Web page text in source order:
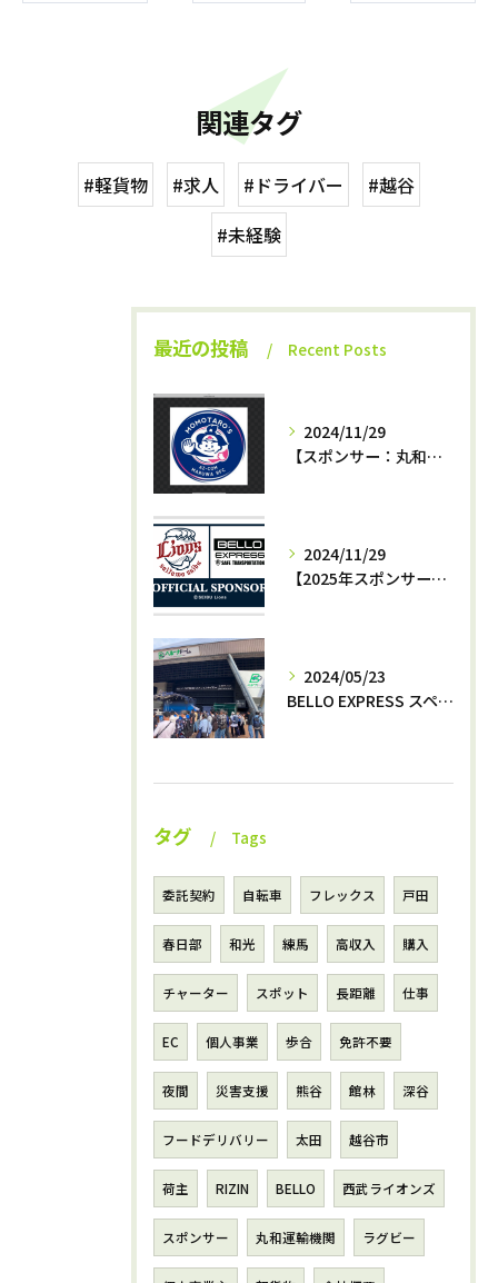
関連タグ
#軽貨物 #求人 #ドライバー
#越谷
#未経験
最近の投稿 Recent Posts
2024/11/29
【スポンサー：丸和運輸機関az−momotaro’s】12月7日最終戦‼️
2024/11/29
【2025年スポンサー決定‼️】西武ライオンズ✖️株式会社BELLO
2024/05/23
BELLO EXPRESS スペシャルナイター開催⚾️
タグ Tags
委託契約 自転車 フレックス 戸田
春日部 和光 練馬 高収入 購入
チャーター スポット 長距離 仕事
EC 個人事業 歩合 免許不要
夜間 災害支援 熊谷 館林 深谷
フードデリバリー 太田 越谷市
荷主 RIZIN BELLO 西武ライオンズ
スポンサー 丸和運輸機関 ラグビー